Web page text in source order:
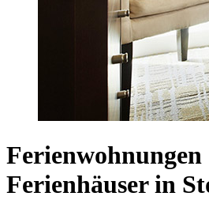
Ferienhäuser in